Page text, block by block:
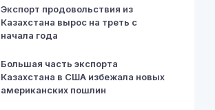
Экспорт продовольствия из
Казахстана вырос на треть с
начала года
Большая часть экспорта
Казахстана в США избежала новых
американских пошлин